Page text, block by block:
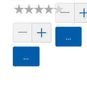
★★★★★
★★★★★
Agregar